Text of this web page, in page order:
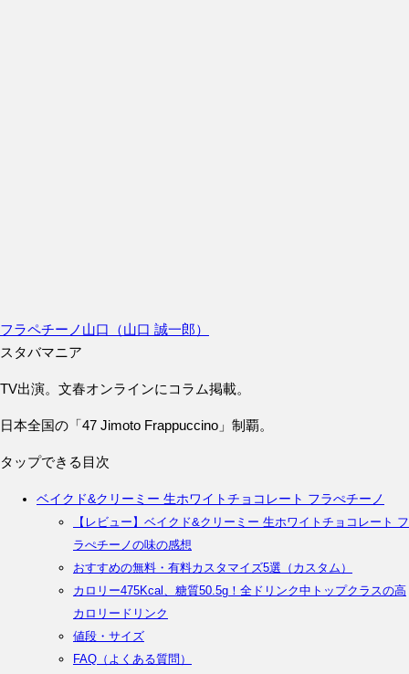
フラペチーノ山口（山口 誠一郎）
スタバマニア
TV出演。文春オンラインにコラム掲載。
日本全国の「47 Jimoto Frappuccino」制覇。
タップできる目次
ベイクド&クリーミー 生ホワイトチョコレート フラぺチーノ
【レビュー】ベイクド&クリーミー 生ホワイトチョコレート フ
ラぺチーノの味の感想
おすすめの無料・有料カスタマイズ5選（カスタム）
カロリー475Kcal、糖質50.5g！全ドリンク中トップクラスの高
カロリードリンク
値段・サイズ
FAQ（よくある質問）